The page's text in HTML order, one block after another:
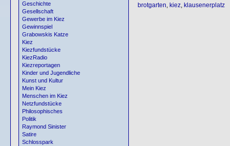
Geschichte
Gesellschaft
Gewerbe im Kiez
Gewinnspiel
Grabowskis Katze
Kiez
Kiezfundstücke
KiezRadio
Kiezreportagen
Kinder und Jugendliche
Kunst und Kultur
Mein Kiez
Menschen im Kiez
Netzfundstücke
Philosophisches
Politik
Raymond Sinister
Satire
Schlosspark
brotgarten kiez, klausenerplatz